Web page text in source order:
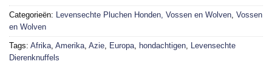
Categorieën: Levensechte Pluchen Honden, Vossen en Wolven Vossen
en Wolven
Tags: Afrika Amerika Azie Europa hondachtigen
Levensechte
Dierenknuffels